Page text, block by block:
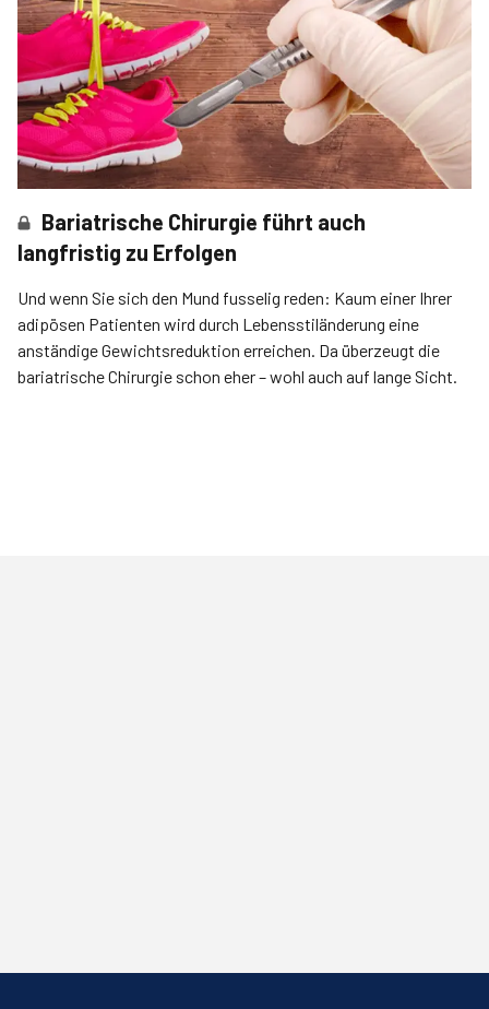
Bariatrische Chirurgie führt auch
langfristig zu Erfolgen
Und wenn Sie sich den Mund fusselig reden: Kaum einer Ihrer
adipösen Patienten wird durch Lebensstil­änderung eine
anständige Gewichtsreduktion erreichen. Da überzeugt die
bariatrische Chirurgie schon eher – wohl auch auf lange Sicht.